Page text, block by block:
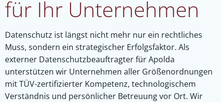
für Ihr Unternehmen
Datenschutz ist längst nicht mehr nur ein rechtliches
Muss, sondern ein strategischer Erfolgsfaktor. Als
externer Datenschutzbeauftragter für Apolda
unterstützen wir Unternehmen aller Größenordnungen
mit TÜV-zertifizierter Kompetenz, technologischem
Verständnis und persönlicher Betreuung vor Ort. Wir